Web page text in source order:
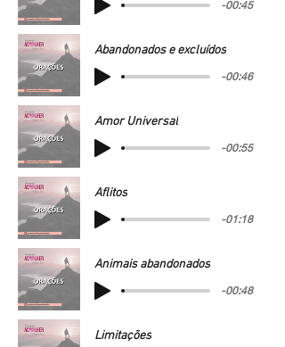
-00:45
Abandonados e excluídos
-00:46
Amor Universal
-00:55
Aflitos
-01:18
Animais abandonados
-00:48
Limitações